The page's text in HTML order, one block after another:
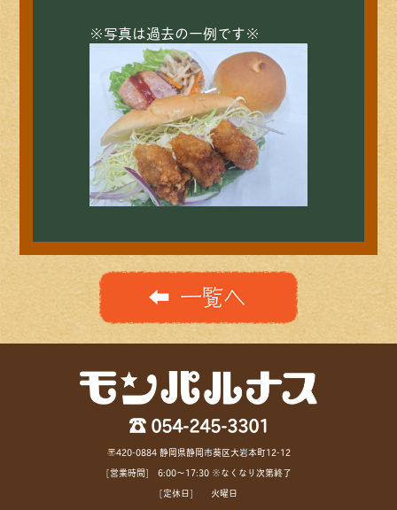
※写真は過去の一例です※
☎ 054-245-3301
〒420-0884 静岡県静岡市葵区大岩本町12-12
[営業時間] 6:00〜17:30 ※なくなり次第終了
[定休日] 火曜日